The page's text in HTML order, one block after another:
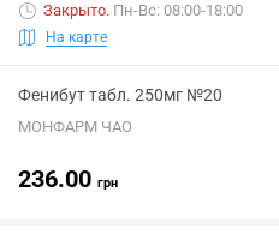
Закрыто. Пн-Вс: 08:00-18:00
На карте
Фенибут табл. 250мг №20
МОНФАРМ ЧАО
236.00 грн